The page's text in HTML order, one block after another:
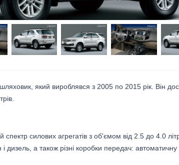
який вироблявся з 2005 по 2015 рік. Він
силових агрегатів з об'ємом від 2.5 до 4.0
дизель, а також різні коробки передач: